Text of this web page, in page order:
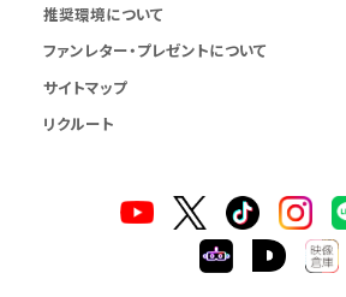
推奨環境について
ファンレター・プレゼントについて
サイトマップ
リクルート